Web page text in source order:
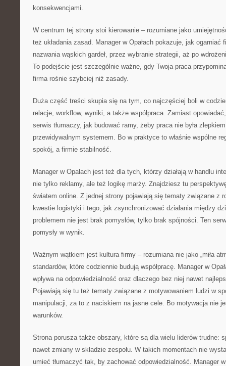
konsekwencjami.
W centrum tej strony stoi kierowanie – rozumiane jako
też układania zasad. Manager w Opałach pokazuje, jak ogarniać
nazwania wąskich gardeł, przez wybranie strategii, aż po
To podejście jest szczególnie ważne, gdy Twoja praca
firma rośnie szybciej niż zasady.
Duża część treści skupia się na tym, co najczęściej boli w
relacje, workflow, wyniki, a także współpraca. Zamiast
serwis tłumaczy, jak budować ramy, żeby praca nie była
przewidywalnym systemem. Bo w praktyce to właśnie wspólne
spokój, a firmie stabilność.
Manager w Opałach jest też dla tych, którzy działają w handlu
nie tylko reklamy, ale też logikę marży. Znajdziesz tu
światem online. Z jednej strony pojawiają się tematy związane z
kwestie logistyki i tego, jak zsynchronizować działania między
problemem nie jest brak pomysłów, tylko brak spójności. Ten
pomysły w wynik.
Ważnym wątkiem jest kultura firmy – rozumiana nie jako „miła
standardów, które codziennie budują współpracę. Manager w
wpływa na odpowiedzialność oraz dlaczego bez niej nawet
Pojawiają się tu też tematy związane z motywowaniem ludzi w
manipulacji, za to z naciskiem na jasne cele. Bo motywacja nie
warunków.
Strona porusza także obszary, które są dla wielu liderów trudne:
nawet zmiany w składzie zespołu. W takich momentach nie
umieć tłumaczyć tak, by zachować odpowiedzialność. Manager